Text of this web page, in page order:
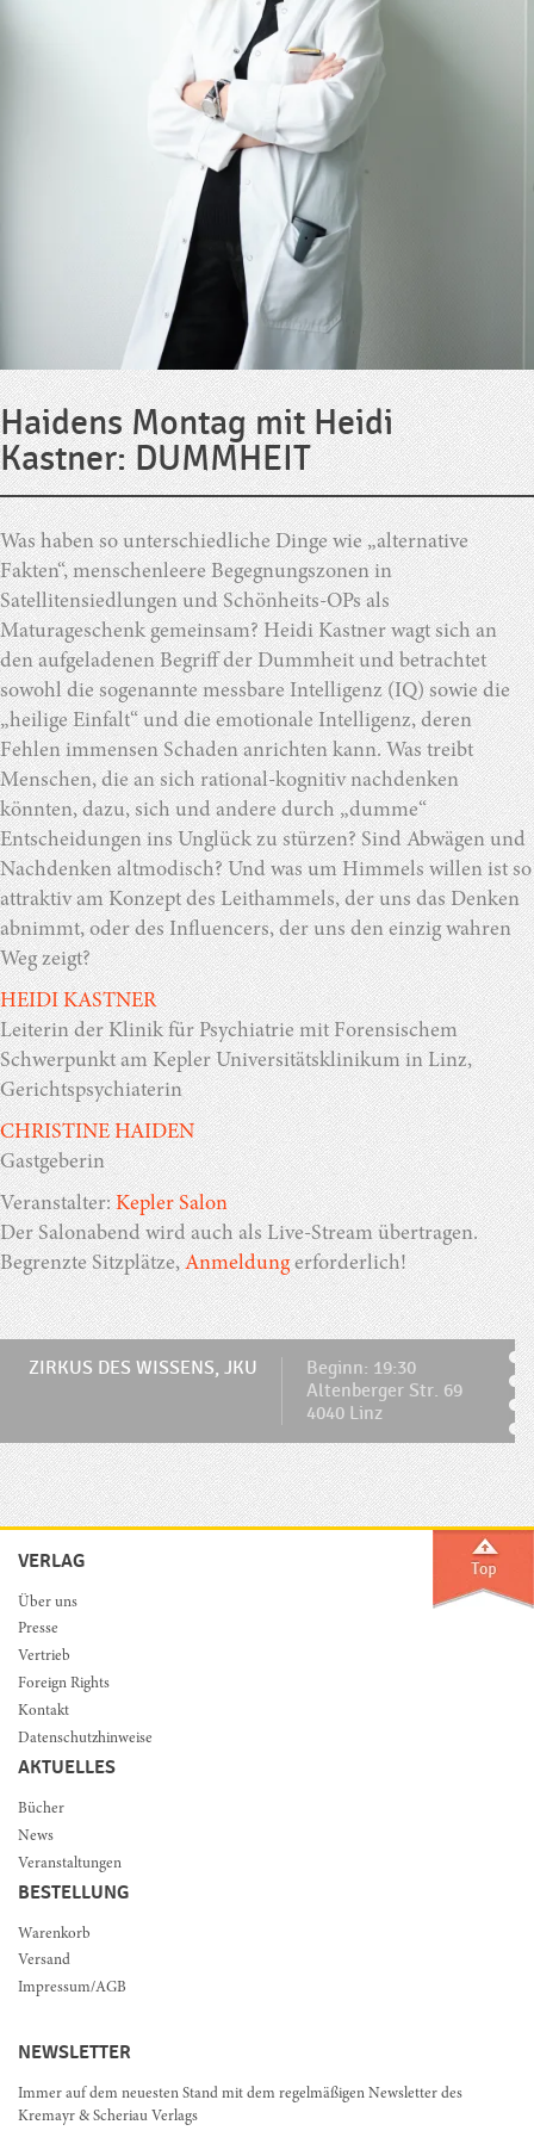
Haidens Montag mit Heidi
Kastner: DUMMHEIT
Was haben so unterschiedliche Dinge wie „alternative
Fakten“, menschenleere Begegnungszonen in
Satellitensiedlungen und Schönheits-OPs als
Maturageschenk gemeinsam? Heidi Kastner wagt sich an
den aufgeladenen Begriff der Dummheit und betrachtet
sowohl die sogenannte messbare Intelligenz (IQ) sowie die
„heilige Einfalt“ und die emotionale Intelligenz, deren
Fehlen immensen Schaden anrichten kann. Was treibt
Menschen, die an sich rational-kognitiv nachdenken
könnten, dazu, sich und andere durch „dumme“
Entscheidungen ins Unglück zu stürzen? Sind Abwägen und
Nachdenken altmodisch? Und was um Himmels willen ist so
attraktiv am Konzept des Leithammels, der uns das Denken
abnimmt, oder des Influencers, der uns den einzig wahren
Weg zeigt?
HEIDI KASTNER
Leiterin der Klinik für Psychiatrie mit Forensischem
Schwerpunkt am Kepler Universitätsklinikum in Linz,
Gerichtspsychiaterin
CHRISTINE HAIDEN
Gastgeberin
Veranstalter:Kepler Salon
Der Salonabend wird auch als Live-Stream übertragen.
Begrenzte Sitzplätze,Anmeldungerforderlich!
ZIRKUS DES WISSENS, JKU
Beginn: 19:30
Altenberger Str. 69
4040 Linz
VERLAG
Über uns
Presse
Vertrieb
Foreign Rights
Kontakt
Datenschutzhinweise
AKTUELLES
Bücher
News
Veranstaltungen
BESTELLUNG
Warenkorb
Versand
Impressum/AGB
NEWSLETTER
Immer auf dem neuesten Stand mit dem regelmäßigen Newsletter des
Kremayr & Scheriau Verlags